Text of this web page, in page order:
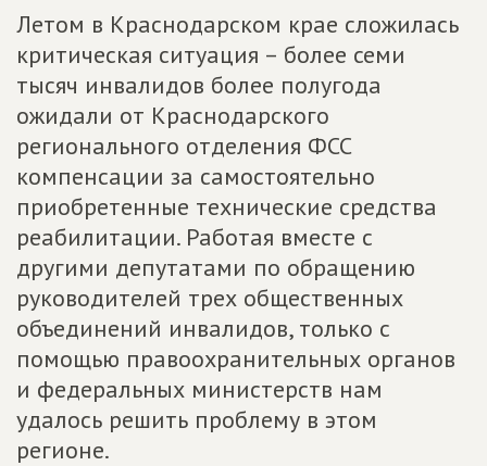
Летом в Краснодарском крае сложилась
критическая ситуация – более семи
тысяч инвалидов более полугода
ожидали от Краснодарского
регионального отделения ФСС
компенсации за самостоятельно
приобретенные технические средства
реабилитации. Работая вместе с
другими депутатами по обращению
руководителей трех общественных
объединений инвалидов, только с
помощью правоохранительных органов
и федеральных министерств нам
удалось решить проблему в этом
регионе.